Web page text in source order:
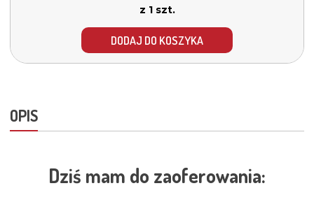
z 1 szt.
DODAJ DO KOSZYKA
OPIS
Dziś mam do zaoferowania: